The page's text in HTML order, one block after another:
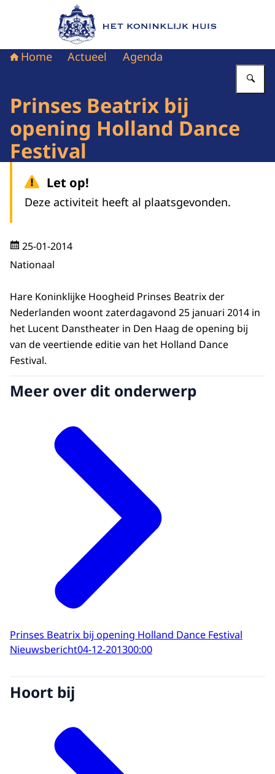
Naar de homepage van Het Koninklijk Huis
Home Actueel Agenda
Prinses Beatrix bij
opening Holland Dance
Festival
Let op!
Deze activiteit heeft al plaatsgevonden.
25-01-2014
Nationaal
Hare Koninklijke Hoogheid Prinses Beatrix der
Nederlanden woont zaterdagavond 25 januari 2014 in
het Lucent Danstheater in Den Haag de opening bij
van de veertiende editie van het Holland Dance
Festival.
Meer over dit onderwerp
Prinses Beatrix bij opening Holland Dance Festival
Nieuwsbericht04-12-201300:00
Hoort bij